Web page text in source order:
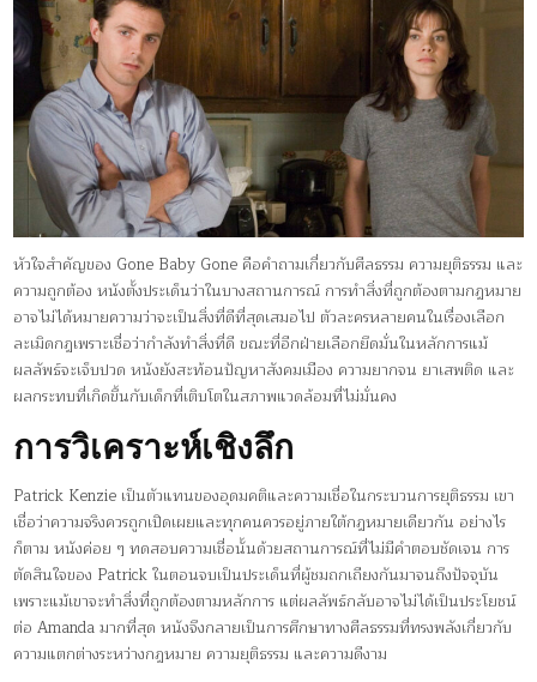
หัวใจสำคัญของ Gone Baby Gone คือคำถามเกี่ยวกับศีลธรรม ความยุติธรรม และ
ความถูกต้อง หนังตั้งประเด็นว่าในบางสถานการณ์ การทำสิ่งที่ถูกต้องตามกฎหมาย
อาจไม่ได้หมายความว่าจะเป็นสิ่งที่ดีที่สุดเสมอไป ตัวละครหลายคนในเรื่องเลือก
ละเมิดกฎเพราะเชื่อว่ากำลังทำสิ่งที่ดี ขณะที่อีกฝ่ายเลือกยึดมั่นในหลักการแม้
ผลลัพธ์จะเจ็บปวด หนังยังสะท้อนปัญหาสังคมเมือง ความยากจน ยาเสพติด และ
ผลกระทบที่เกิดขึ้นกับเด็กที่เติบโตในสภาพแวดล้อมที่ไม่มั่นคง
การวิเคราะห์เชิงลึก
Patrick Kenzie เป็นตัวแทนของอุดมคติและความเชื่อในกระบวนการยุติธรรม เขา
เชื่อว่าความจริงควรถูกเปิดเผยและทุกคนควรอยู่ภายใต้กฎหมายเดียวกัน อย่างไร
ก็ตาม หนังค่อย ๆ ทดสอบความเชื่อนั้นด้วยสถานการณ์ที่ไม่มีคำตอบชัดเจน การ
ตัดสินใจของ Patrick ในตอนจบเป็นประเด็นที่ผู้ชมถกเถียงกันมาจนถึงปัจจุบัน
เพราะแม้เขาจะทำสิ่งที่ถูกต้องตามหลักการ แต่ผลลัพธ์กลับอาจไม่ได้เป็นประโยชน์
ต่อ Amanda มากที่สุด หนังจึงกลายเป็นการศึกษาทางศีลธรรมที่ทรงพลังเกี่ยวกับ
ความแตกต่างระหว่างกฎหมาย ความยุติธรรม และความดีงาม